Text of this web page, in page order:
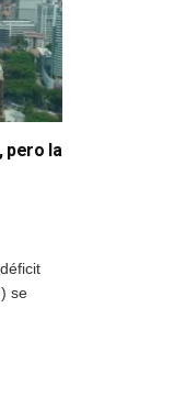
pero la
se